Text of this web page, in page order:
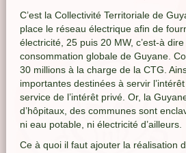
C’est la Collectivité Territoriale de
place le réseau électrique afin de
électricité, 25 puis 20 MW, c’est-à
consommation globale de Guyane.
30 millions à la charge de la CTG.
importantes destinées à servir
service de l’intérêt privé. Or, la
d’hôpitaux, des communes sont
ni eau potable, ni électricité d’ailleurs.
Ce à quoi il faut ajouter la réalisation